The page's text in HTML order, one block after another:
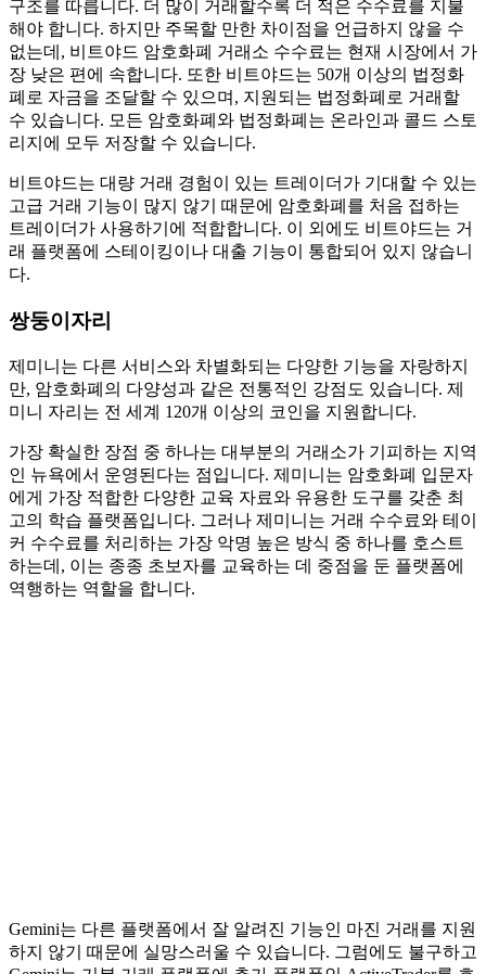
구조를 따릅니다. 더 많이 거래할수록 더 적은 수수료를 지불
해야 합니다. 하지만 주목할 만한 차이점을 언급하지 않을 수
없는데, 비트야드 암호화폐 거래소 수수료는 현재 시장에서 가
장 낮은 편에 속합니다. 또한 비트야드는 50개 이상의 법정화
폐로 자금을 조달할 수 있으며, 지원되는 법정화폐로 거래할
수 있습니다. 모든 암호화폐와 법정화폐는 온라인과 콜드 스토
리지에 모두 저장할 수 있습니다.
비트야드는 대량 거래 경험이 있는 트레이더가 기대할 수 있는
고급 거래 기능이 많지 않기 때문에 암호화폐를 처음 접하는
트레이더가 사용하기에 적합합니다. 이 외에도 비트야드는 거
래 플랫폼에 스테이킹이나 대출 기능이 통합되어 있지 않습니
다.
쌍둥이자리
제미니는 다른 서비스와 차별화되는 다양한 기능을 자랑하지
만, 암호화폐의 다양성과 같은 전통적인 강점도 있습니다. 제
미니 자리는 전 세계 120개 이상의 코인을 지원합니다.
가장 확실한 장점 중 하나는 대부분의 거래소가 기피하는 지역
인 뉴욕에서 운영된다는 점입니다. 제미니는 암호화폐 입문자
에게 가장 적합한 다양한 교육 자료와 유용한 도구를 갖춘 최
고의 학습 플랫폼입니다. 그러나 제미니는 거래 수수료와 테이
커 수수료를 처리하는 가장 악명 높은 방식 중 하나를 호스트
하는데, 이는 종종 초보자를 교육하는 데 중점을 둔 플랫폼에
역행하는 역할을 합니다.
Gemini는 다른 플랫폼에서 잘 알려진 기능인 마진 거래를 지원
하지 않기 때문에 실망스러울 수 있습니다. 그럼에도 불구하고